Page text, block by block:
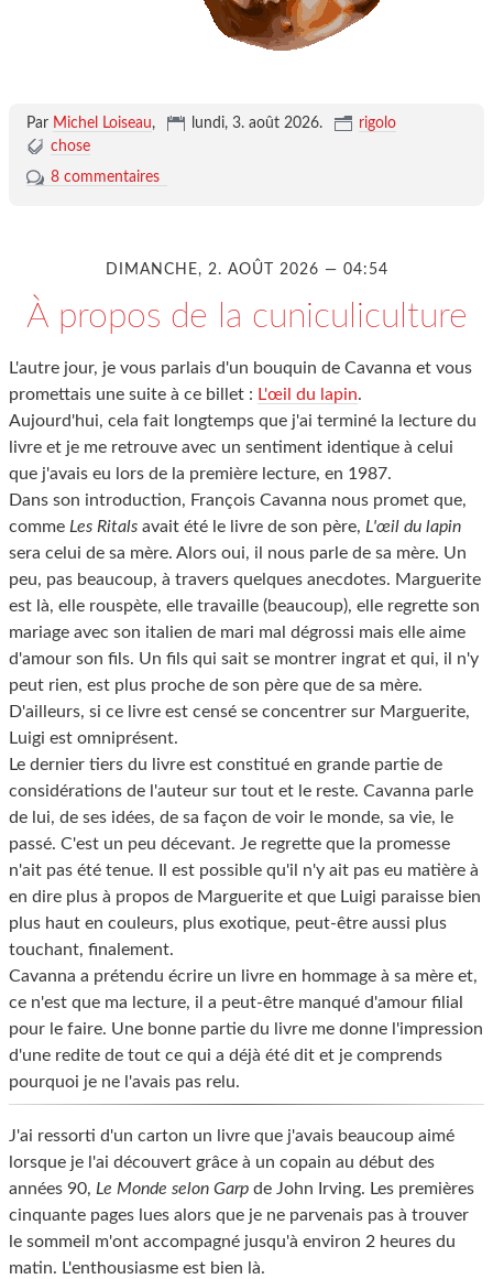
Par Michel Loiseau, lundi, 3. août 2026.
rigolo
chose
8 commentaires
DIMANCHE, 2. AOÛT 2026 — 04:54
À propos de la cuniculiculture
L'autre jour, je vous parlais d'un bouquin de Cavanna et vous
promettais une suite à ce billet : L'œil du lapin.
Aujourd'hui, cela fait longtemps que j'ai terminé la lecture du
livre et je me retrouve avec un sentiment identique à celui
que j'avais eu lors de la première lecture, en 1987.
Dans son introduction, François Cavanna nous promet que,
comme Les Ritals avait été le livre de son père, L'œil du lapin
sera celui de sa mère. Alors oui, il nous parle de sa mère. Un
peu, pas beaucoup, à travers quelques anecdotes. Marguerite
est là, elle rouspète, elle travaille (beaucoup), elle regrette son
mariage avec son italien de mari mal dégrossi mais elle aime
d'amour son fils. Un fils qui sait se montrer ingrat et qui, il n'y
peut rien, est plus proche de son père que de sa mère.
D'ailleurs, si ce livre est censé se concentrer sur Marguerite,
Luigi est omniprésent.
Le dernier tiers du livre est constitué en grande partie de
considérations de l'auteur sur tout et le reste. Cavanna parle
de lui, de ses idées, de sa façon de voir le monde, sa vie, le
passé. C'est un peu décevant. Je regrette que la promesse
n'ait pas été tenue. Il est possible qu'il n'y ait pas eu matière à
en dire plus à propos de Marguerite et que Luigi paraisse bien
plus haut en couleurs, plus exotique, peut-être aussi plus
touchant, finalement.
Cavanna a prétendu écrire un livre en hommage à sa mère et,
ce n'est que ma lecture, il a peut-être manqué d'amour filial
pour le faire. Une bonne partie du livre me donne l'impression
d'une redite de tout ce qui a déjà été dit et je comprends
pourquoi je ne l'avais pas relu.
J'ai ressorti d'un carton un livre que j'avais beaucoup aimé
lorsque je l'ai découvert grâce à un copain au début des
années 90, Le Monde selon Garp de John Irving. Les premières
cinquante pages lues alors que je ne parvenais pas à trouver
le sommeil m'ont accompagné jusqu'à environ 2 heures du
matin. L'enthousiasme est bien là.